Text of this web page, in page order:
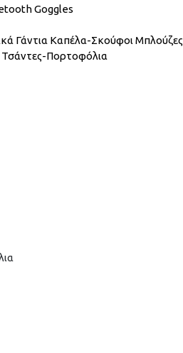
Goggles
Γάντια Καπέλα-Σκούφοι Μπλούζες
Τσάντες-Πορτοφόλια